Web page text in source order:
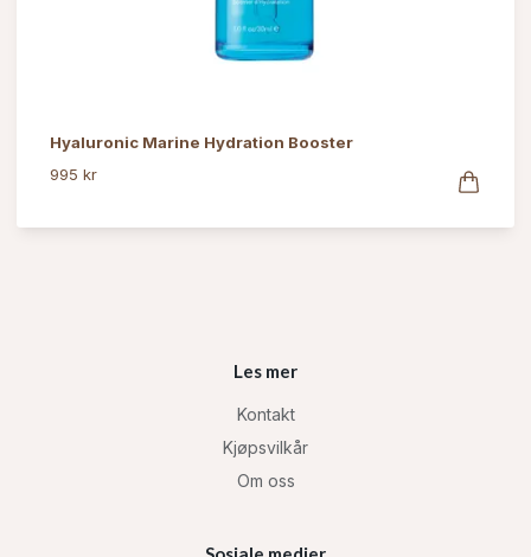
Hyaluronic Marine Hydration Booster
995 kr
Les mer
Kontakt
Kjøpsvilkår
Om oss